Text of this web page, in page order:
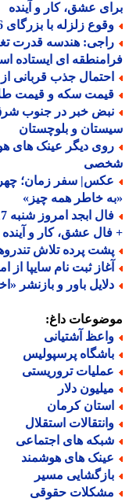
عشق، کار و آینده
زلزله با بزرگای 4.6 در گلباف کرمان
هندسه قدرت تغییر
ای ایستاده است
جذب قربانی از
سکه و قیمت طلا امروز شنبه 17
خبر در جنوب شرق؛
و بلوچستان
دیگر عینک های
خاطر همه چیز»
عشق، کار و آینده
پرده تلاش تندروها
ثبت نام سایپا از امروز 17 مرداد
باور و بازنشر
داغ:
آشتیانی
پرسپولیس
تروریستی
دلار
کرمان
استقلال
های اجتماعی
های هوشمند
مسیر
حقوقی